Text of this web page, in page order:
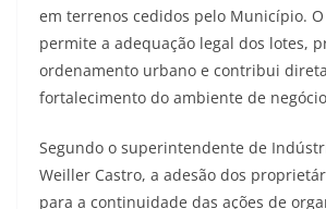
em terrenos cedidos pelo Município.
permite a adequação legal dos lotes,
ordenamento urbano e contribui
fortalecimento do ambiente de
Segundo o superintendente de
Weiller Castro, a adesão dos
para a continuidade das ações de